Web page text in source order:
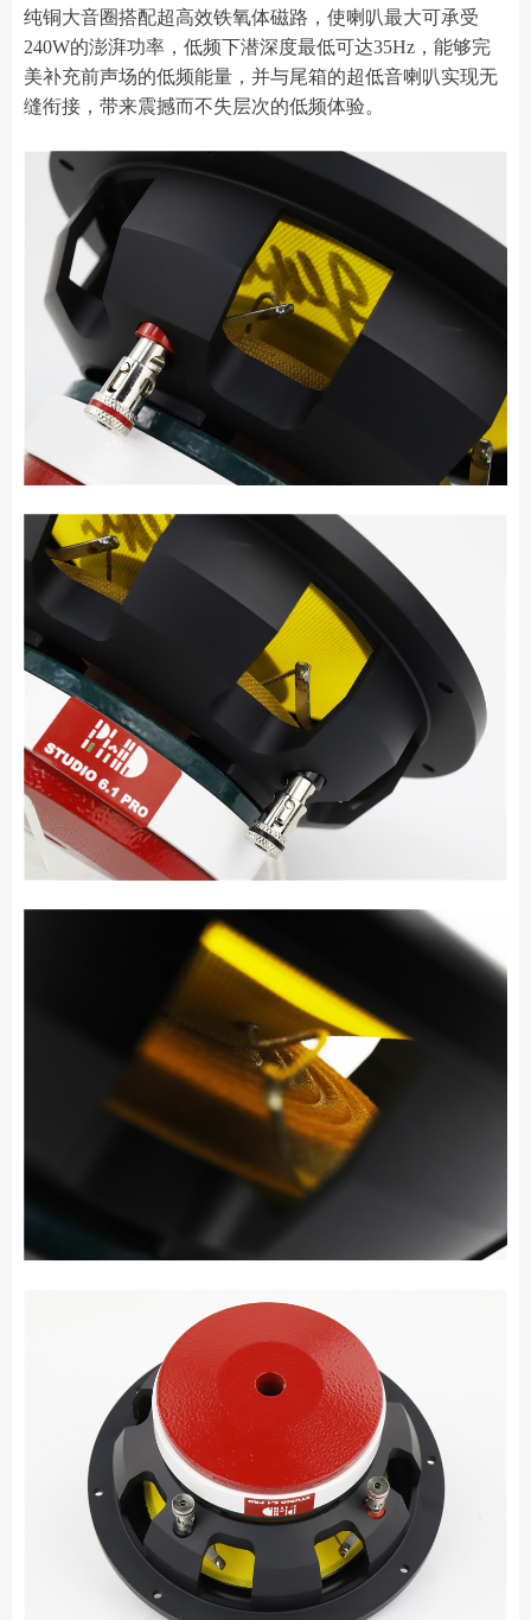
纯铜大音圈搭配超高效铁氧体磁路，使喇叭最大可承受
240W的澎湃功率，低频下潜深度最低可达35Hz，能够完
美补充前声场的低频能量，并与尾箱的超低音喇叭实现无
缝衔接，带来震撼而不失层次的低频体验。